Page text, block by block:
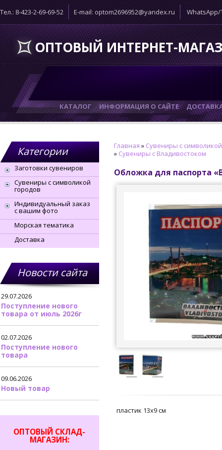
Тел.: 8-423-2-69-69-52 E-mail: optom2696952@yandex.ru WhatsApp/
ОПТОВЫЙ ИНТЕРНЕТ-
КАТАЛОГ ИНФОРМАЦИЯ О САЙТЕ
Категории
Заготовки сувениров
Сувениры с символикой
городов
Индивидуальный заказ
с вашим фото
Морская тематика
Доставка
Новости сайта
29.07.2026
Поступление нового
товара от июль 2026г
02.07.2026
Поступление нового
товара
09.06.2026
Новый товар
ОПТОВЫЙ СКЛАД-
МАГАЗИН:
Главная » Сувениры с
» Сувениры с Владивостоком
Обложка для паспорта
пластик 13х9 см